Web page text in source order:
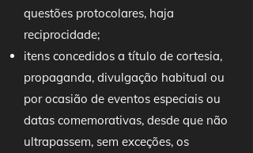
questões protocolares, haja
reciprocidade;
itens concedidos a título de cortesia,
propaganda, divulgação habitual ou
por ocasião de eventos especiais ou
datas comemorativas, desde que não
ultrapassem, sem exceções, os